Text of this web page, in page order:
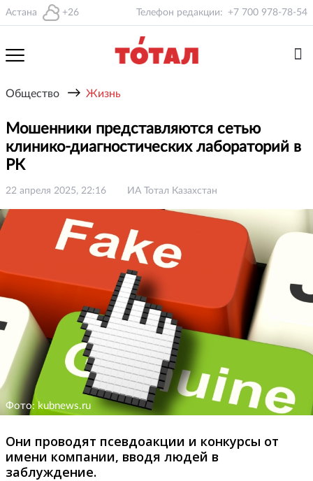
Астана +26 Телефон редакции: +7 700 978-78-54
Общество → Жизнь
Мошенники представляются сетью
клинико-диагностических лабораторий в
РК
22 апреля 2025, 22:16 ИА Тотал Казахстан
Фото: kubnews.ru
Они проводят псевдоакции и конкурсы от
имени компании, вводя людей в
заблуждение.